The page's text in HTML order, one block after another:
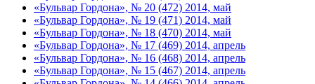
«Бульвар Гордона», № 20 (472) 2014, май
«Бульвар Гордона», № 19 (471) 2014, май
«Бульвар Гордона», № 18 (470) 2014, май
«Бульвар Гордона», № 17 (469) 2014, апрель
«Бульвар Гордона», № 16 (468) 2014, апрель
«Бульвар Гордона», № 15 (467) 2014, апрель